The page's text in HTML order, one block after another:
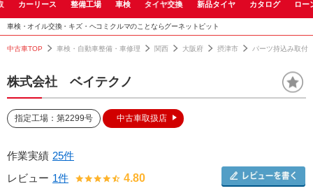
カーリース 整備工場 車検 タイヤ交換 新品タイヤ カタログ ロー
車検・オイル交換・キズ・ヘコミクルマのことならグーネットピット
中古車TOP 車検・自動車整備・車修理 関西 大阪府 摂津市 パーツ持込み取付
株式会社 ベイテクノ
指定工場：第2299号 中古車取扱店
作業実績 25件
レビュー 1件 4.80